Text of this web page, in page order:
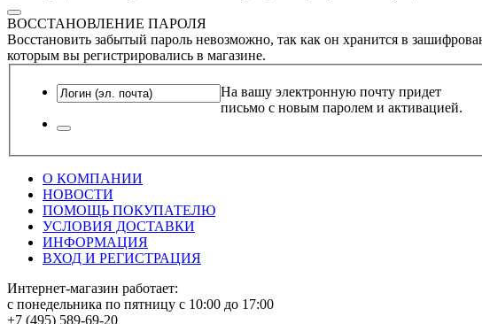
ВОССТАНОВЛЕНИЕ ПАРОЛЯ
Восстановить забытый пароль невозможно, так как он хранится в
которым вы регистрировались в магазине.
На вашу электронную почту придет
письмо с новым паролем и активацией.
О КОМПАНИИ
НОВОСТИ
ПОМОЩЬ ПОКУПАТЕЛЮ
УСЛОВИЯ ДОСТАВКИ
ИНФОРМАЦИЯ
ВХОД И РЕГИСТРАЦИЯ
Интернет-магазин работает:
с понедельника по пятницу с 10:00 до 17:00
+7 (495) 589-69-20